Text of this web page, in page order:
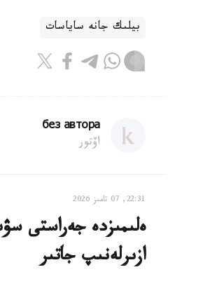
بيلىك جانە ساياسات
без автора
اۆتور
22:31, 07 تامىز 2026
ەلىمىزدە جەراستى
ازىرلەنىپ جاتىر